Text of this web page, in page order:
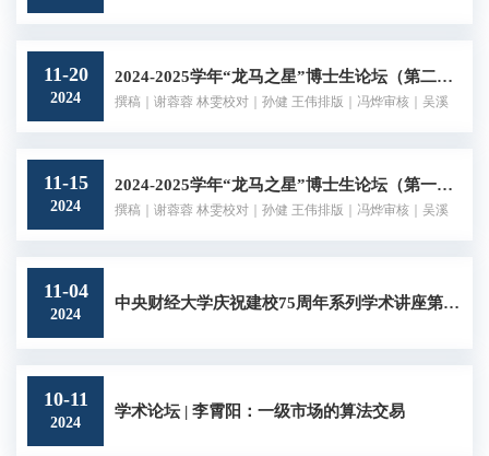
11-20
2024
2024-2025学年“龙马之星”博士生论坛（第二期）
撰稿｜谢蓉蓉 林雯校对｜孙健 王伟排版｜冯烨审核｜吴溪
11-15
2024
2024-2025学年“龙马之星”博士生论坛（第一期）
撰稿｜谢蓉蓉 林雯校对｜孙健 王伟排版｜冯烨审核｜吴溪
11-04
2024
中央财经大学庆祝建校75周年系列学术讲座第97期
10-11
2024
学术论坛 | 李霄阳：一级市场的算法交易